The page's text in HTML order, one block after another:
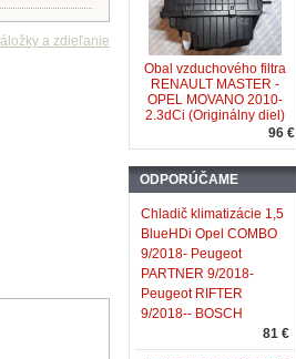
Obal vzduchového filtra
RENAULT MASTER -
OPEL MOVANO 2010-
2.3dCi (Originálny diel)
96 €
ODPORÚČAME
Chladič klimatizácie 1,5
BlueHDi Opel COMBO
9/2018- Peugeot
PARTNER 9/2018-
Peugeot RIFTER
9/2018-- BOSCH
81 €